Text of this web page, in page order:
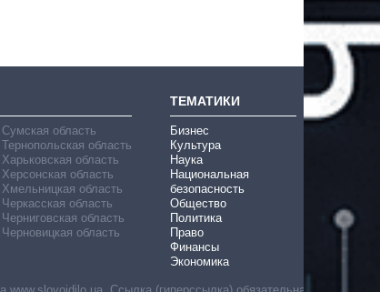
Сумская область
Тернопольская область
Харьковская область
Херсонская область
Хмельницкая область
Черкасская область
Черниговская область
Черновицкая область
ТЕМАТИКИ
Бизнес
Культура
Наука
Национальная
безопасность
Общество
Политика
Право
Финансы
Экономика